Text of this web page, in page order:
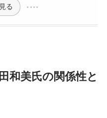
る
和美氏の関係性と